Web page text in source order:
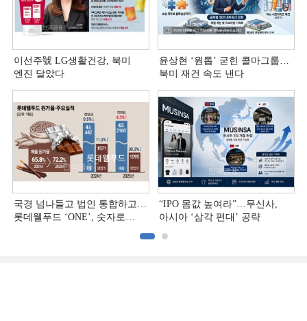
이선주號 LG생활건강, 북미
엔진 달았다
윤상현 ‘원톱ʼ 굳힌 콜마그룹…
북미 재건 속도 낸다
국경 넘나들고 법인 통합하고…
롯데웰푸드 ‘ONE’, 숫자로
“IPO 몸값 높여라”…무신사,
아시아 ‘삼각 편대’ 공략